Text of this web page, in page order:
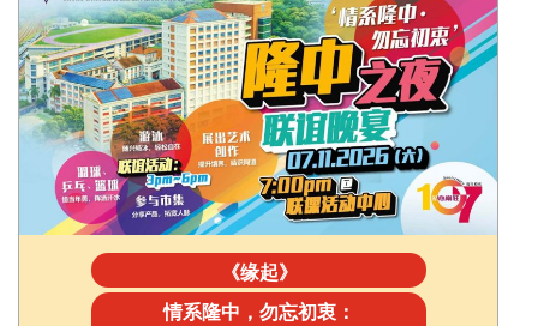
《缘起》
情系隆中，勿忘初衷：